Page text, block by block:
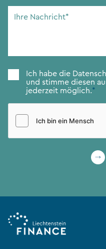
Adresse*
Zustimmung*
Ich habe die
und stimme diesen
jederzeit möglich.*